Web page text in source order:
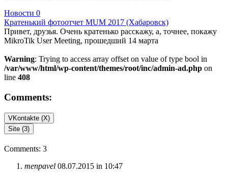
Новости 0
Кратенький фотоотчет MUM 2017 (Хабаровск)
Привет, друзья. Очень кратенько расскажу, а, точнее, покажу
MikroTik User Meeting, прошедший 14 марта
Warning: Trying to access array offset on value of type bool in
/var/www/html/wp-content/themes/root/inc/admin-ad.php on
line 408
Comments:
VKontakte (X)
Site (3)
Comments: 3
menpavel 08.07.2015 in 10:47